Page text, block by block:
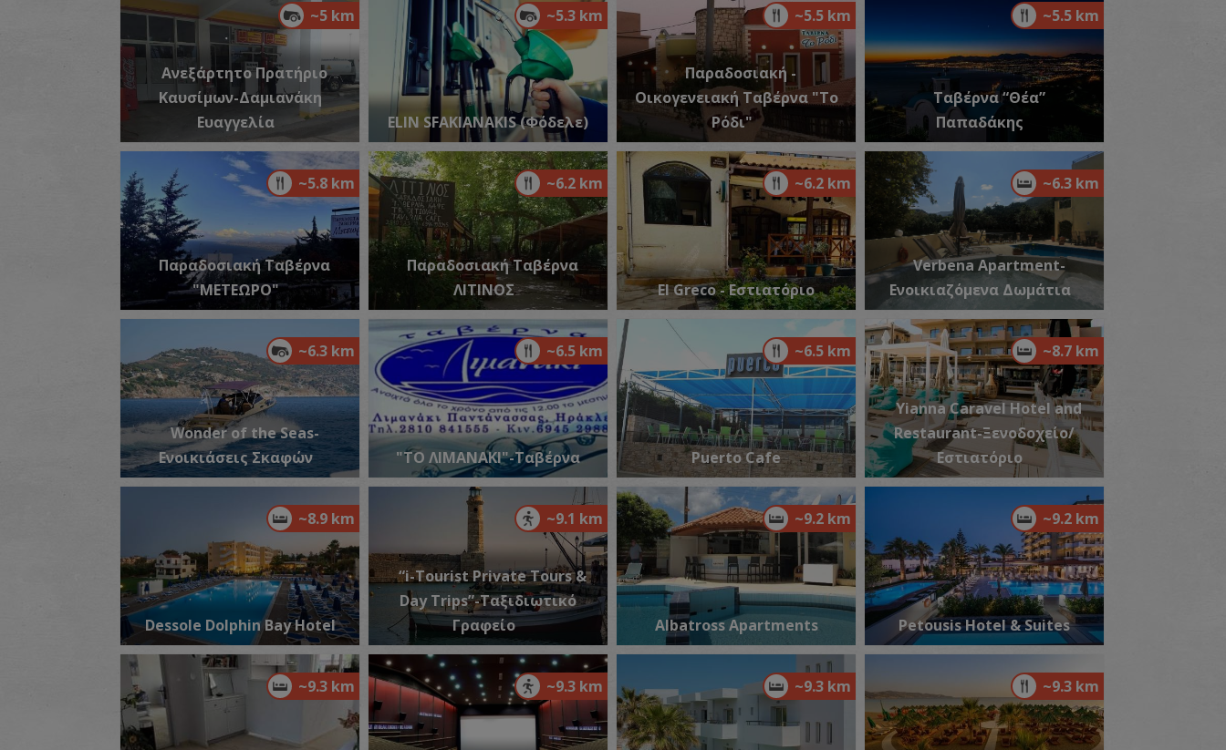
Παναγία Ντελιγαρά
ΒΥΖΑΝΤΙΟ ~1.5Km
Παραλία Μαδέ
ΠΑΡΑΛΙΕΣ ~1.6Km
Παλιά βρύση Αχλάδας
ΙΔΙΑΙΤΕΡΕΣ ΘΕΣΕΙΣ ~2.4Km
Παραλία Τρυπητή Αχλάδα
ΠΑΡΑΛΙΕΣ ~2.7Km
~5 km
Ανεξάρτητο Πρατήριο
Καυσίμων-Δαμιανάκη
Ευαγγελία
~5.3 km
ELIN SFAKIANAKIS (Φόδελε)
~5.5 km
Παραδοσιακή -
Οικογενειακή Ταβέρνα "Το
Ρόδι"
~5.5 km
Ταβέρνα “Θέα”
Παπαδάκης
~5.8 km
Παραδοσιακή Ταβέρνα
"ΜΕΤΕΩΡΟ"
~6.2 km
Παραδοσιακή Ταβέρνα
ΛΙΤΙΝΟΣ
~6.2 km
El Greco - Εστιατόριο
~6.3 km
Verbena Apartment-
Ενοικιαζόμενα Δωμάτια
~6.3 km
Wonder of the Seas-
Ενοικιάσεις Σκαφών
~6.5 km
"ΤΟ ΛΙΜΑΝΑΚΙ"-Ταβέρνα
~6.5 km
Puerto Cafe
~8.7 km
Yianna Caravel Hotel and
Restaurant-Ξενοδοχείο/
Εστιατόριο
~8.9 km
Dessole Dolphin Bay Hotel
~9.1 km
“i-Tourist Private Tours &
Day Trips”-Ταξιδιωτικό
Γραφείο
~9.2 km
Albatross Apartments
~9.2 km
Petousis Hotel & Suites
~9.3 km ~9.3 km ~9.3 km ~9.3 km